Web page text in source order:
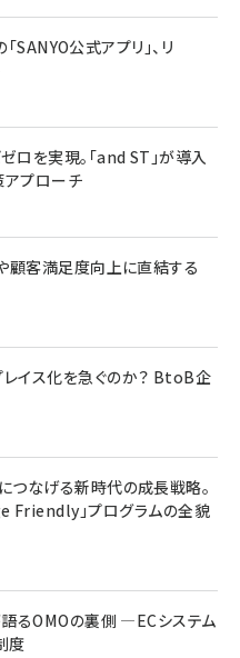
公式アプリ」、リ
を実現。「and ST」が導入
プローチ
顧客満足度向上に直結する
イス化を急ぐのか？ BtoB企
つなげる新時代の成長戦略。
」プログラムの全貌
るOMOの裏側 ―ECシステム
度